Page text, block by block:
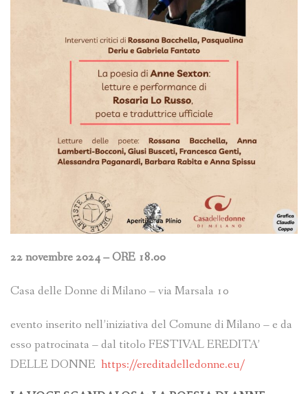
22 novembre 2024 – ORE 18.00
Casa delle Donne di Milano – via Marsala 10
evento inserito nell’iniziativa del Comune di Milano – e da
esso patrocinata – dal titolo FESTIVAL EREDITA’
DELLE DONNE https://ereditadelledonne.eu/